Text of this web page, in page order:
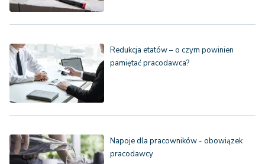
Redukcja etatów – o czym powinien
pamiętać pracodawca?
Napoje dla pracowników - obowiązek
pracodawcy